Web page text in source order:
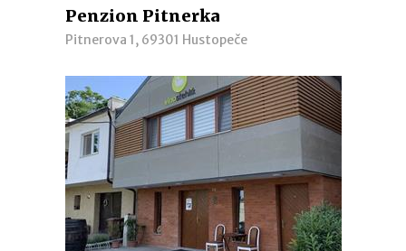
Penzion Pitnerka
Pitnerova 1, 69301 Hustopeče